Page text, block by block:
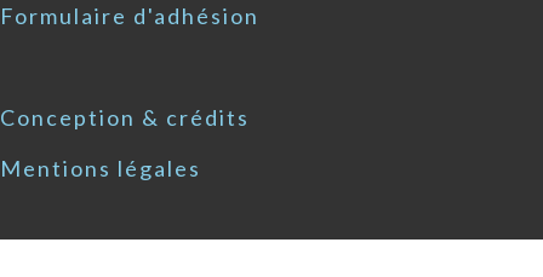
Formulaire d'adhésion
Conception & crédits
Mentions légales